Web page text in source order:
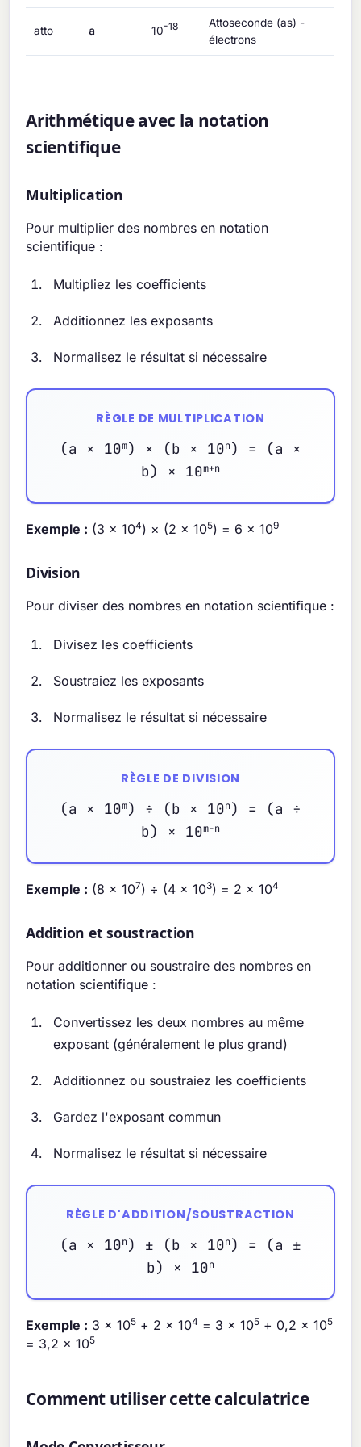
atto a 10-18
Attoseconde (as) -
électrons
Arithmétique avec la notation
scientifique
Multiplication
Pour multiplier des nombres en notation
scientifique :
Multipliez les coefficients
Additionnez les exposants
Normalisez le résultat si nécessaire
RÈGLE DE MULTIPLICATION
(a × 10m) × (b × 10n) = (a ×
b) × 10m+n
Exemple : (3 × 104) × (2 × 105) = 6 × 109
Division
Pour diviser des nombres en notation scientifique :
Divisez les coefficients
Soustraiez les exposants
Normalisez le résultat si nécessaire
RÈGLE DE DIVISION
(a × 10m) ÷ (b × 10n) = (a ÷
b) × 10m-n
Exemple : (8 × 107) ÷ (4 × 103) = 2 × 104
Addition et soustraction
Pour additionner ou soustraire des nombres en
notation scientifique :
Convertissez les deux nombres au même
exposant (généralement le plus grand)
Additionnez ou soustraiez les coefficients
Gardez l'exposant commun
Normalisez le résultat si nécessaire
RÈGLE D'ADDITION/SOUSTRACTION
(a × 10n) ± (b × 10n) = (a ±
b) × 10n
Exemple : 3 × 105 + 2 × 104 = 3 × 105 + 0,2 × 105
= 3,2 × 105
Comment utiliser cette calculatrice